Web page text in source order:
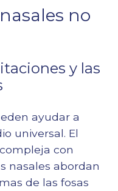
no
y las
ayudar a
universal. El
con
nasales abordan
de las fosas